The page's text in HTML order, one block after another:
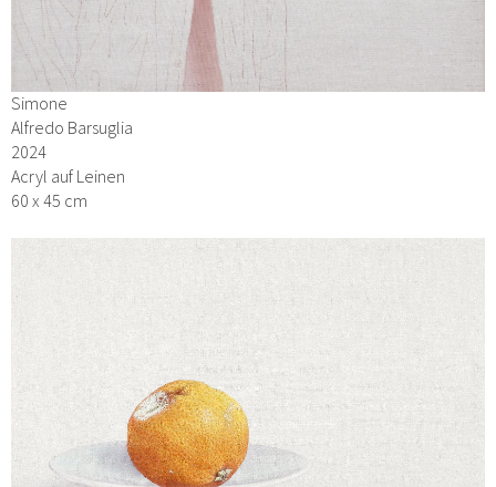
Simone
Alfredo Barsuglia
2024
Acryl auf Leinen
60 x 45 cm